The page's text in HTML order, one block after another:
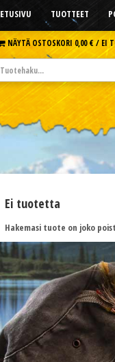
ETUSIVU TUOTTEET
NÄYTÄ OSTOSKORI 0,00 € /EI
Ei tuotetta
Hakemasi tuote on joko